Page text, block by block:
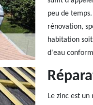
peu de
rénovation,
habitation
d'eau
Le zinc est